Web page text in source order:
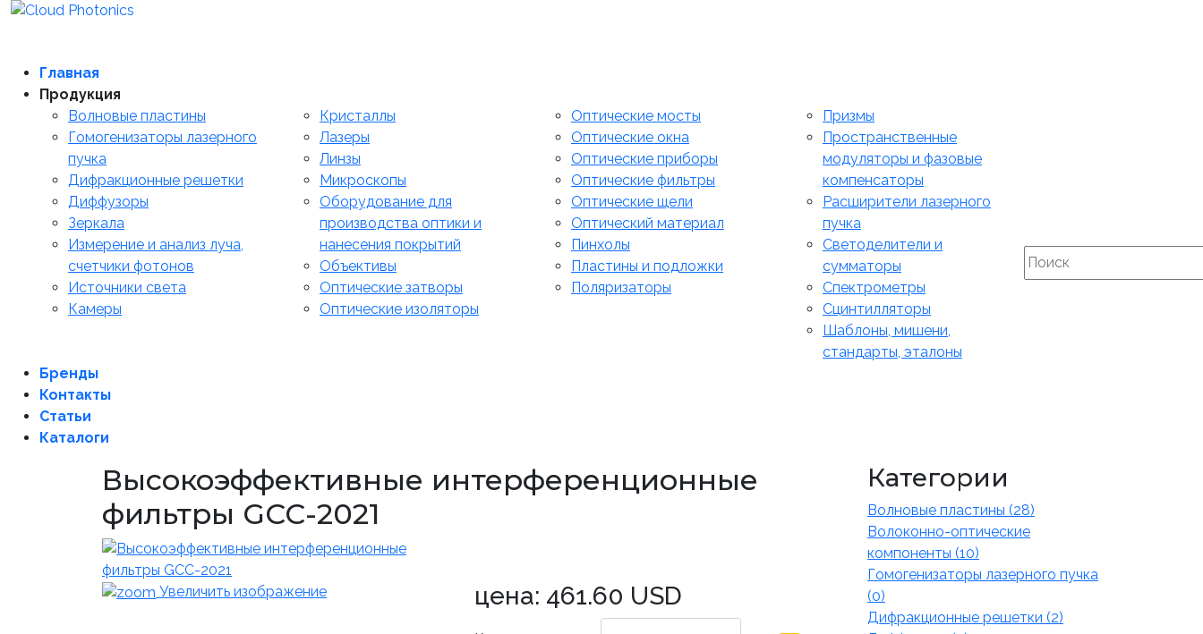
Главная
Продукция
Волновые пластины
Гомогенизаторы лазерного
пучка
Дифракционные решетки
Диффузоры
Зеркала
Измерение и анализ луча,
счетчики фотонов
Источники света
Камеры
Кристаллы
Лазеры
Линзы
Микроскопы
Оборудование для
производства оптики и
нанесения покрытий
Объективы
Оптические затворы
Оптические изоляторы
Оптические мосты
Оптические окна
Оптические приборы
Оптические фильтры
Оптические щели
Оптический материал
Пинхолы
Пластины и подложки
Поляризаторы
Призмы
Пространственные
модуляторы и фазовые
компенсаторы
Расширители лазерного
пучка
Светоделители и
сумматоры
Спектрометры
Сцинтилляторы
Шаблоны, мишени,
стандарты, эталоны
Бренды
Контакты
Статьи
Каталоги
Высокоэффективные интерференционные
фильтры GCC-2021
Увеличить изображение цена: 461.60 USD
Категории
Волновые пластины (28)
Волоконно-оптические
компоненты (10)
Гомогенизаторы лазерного пучка
(0)
Дифракционные решетки (2)